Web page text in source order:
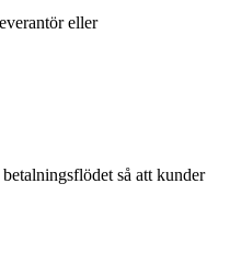
eller
så att kunder